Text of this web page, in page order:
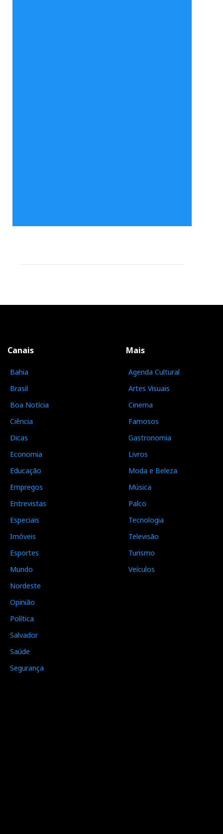
Canais
Bahia
Brasil
Boa Notícia
Ciência
Dicas
Economia
Educação
Empregos
Entrevistas
Especiais
Imóveis
Esportes
Mundo
Nordeste
Opinião
Política
Salvador
Saúde
Segurança
Mais
Agenda Cultural
Artes Visuais
Cinema
Famosos
Gastronomia
Livros
Moda e Beleza
Música
Palco
Tecnologia
Televisão
Turismo
Veículos